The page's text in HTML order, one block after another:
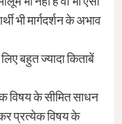
भी मार्गदर्शन के अभाव
बहुत ज्यादा किताबें
विषय के सीमित साधन
प्रत्येक विषय के